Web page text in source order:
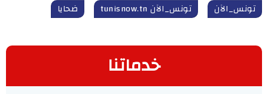
تونس_الآن
تونس_الآن tunisnow.tn ضحايا
خدماتنا